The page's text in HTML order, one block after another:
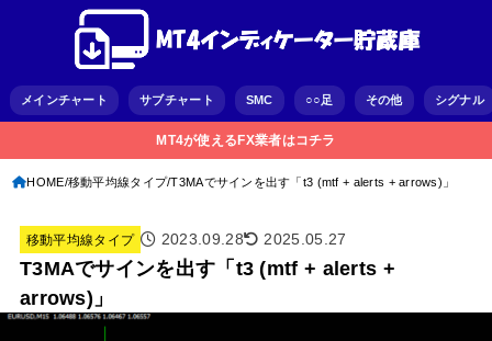
メインチャート サブチャート SMC ○○足 その他 シグナル
MT4が使えるFX業者はコチラ
HOME 移動平均線タイプ T3MAでサインを出す「t3 (mtf + alerts + arrows)」
移動平均線タイプ 2023.09.28 2025.05.27
T3MAでサインを出す「t3 (mtf + alerts +
arrows)」